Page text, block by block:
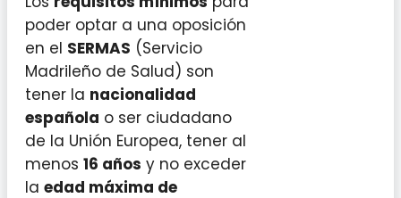
poder optar a una oposición
en el SERMAS (Servicio
Madrileño de Salud) son
tener la nacionalidad
española o ser ciudadano
de la Unión Europea, tener al
menos 16 años y no exceder
la edad máxima de